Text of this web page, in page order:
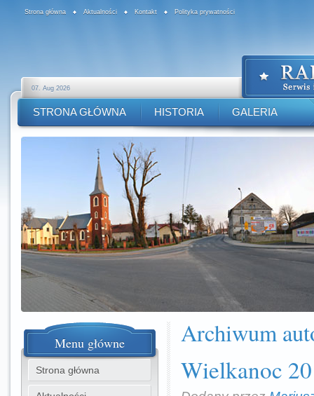
Strona główna Aktualności Kontakt Polityka prywatności
07. Aug 2026
STRONA GŁÓWNA HISTORIA GALERIA
Archiwum
Wielkanoc
Menu główne
Strona główna